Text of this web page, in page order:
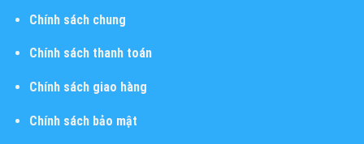
Chính sách chung
Chính sách thanh toán
Chính sách giao hàng
Chính sách bảo mật